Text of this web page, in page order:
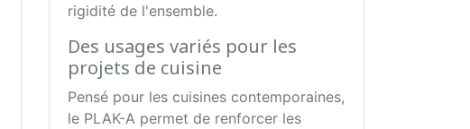
rigidité de l'ensemble.
Des usages variés pour les
projets de cuisine
Pensé pour les cuisines contemporaines,
le PLAK-A permet de renforcer les